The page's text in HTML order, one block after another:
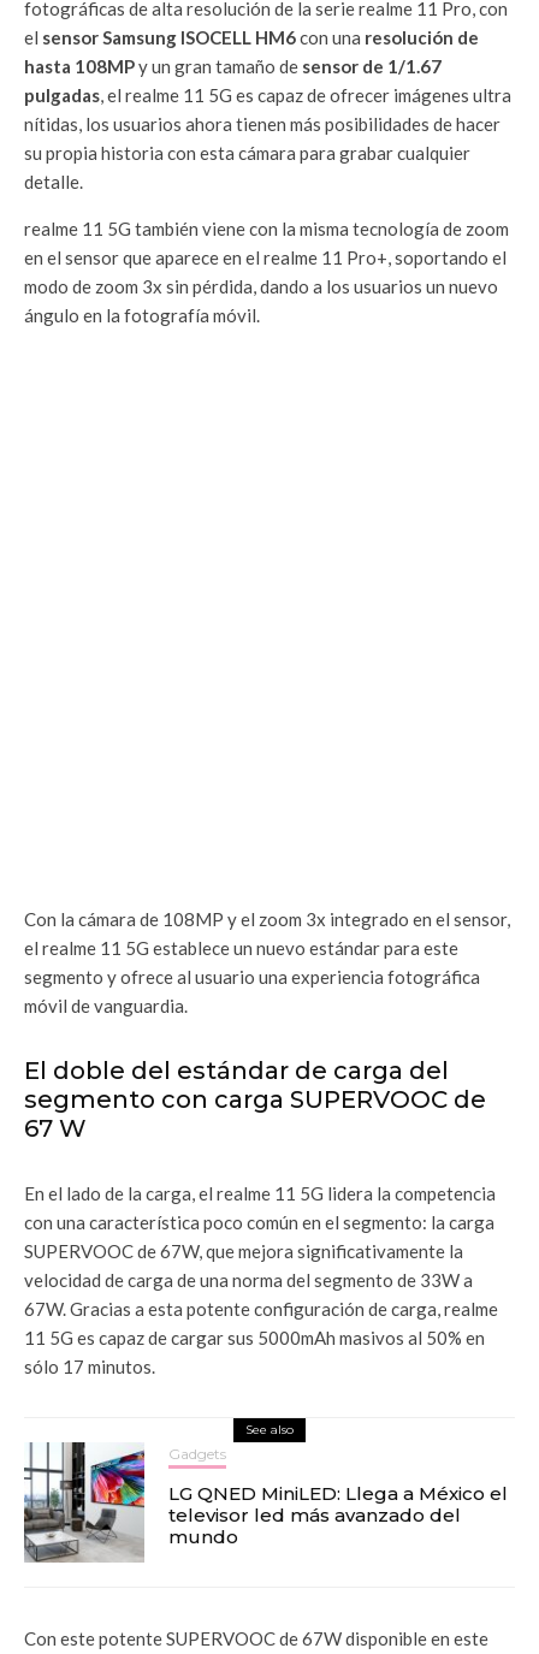
fotográficas de alta resolución de la serie realme 11 Pro, con
el sensor Samsung ISOCELL HM6con una resolución de
hasta 108MPy un gran tamaño de sensor de 1/1.67
pulgadas, el realme 11 5G es capaz de ofrecer imágenes ultra
nítidas, los usuarios ahora tienen más posibilidades de hacer
su propia historia con esta cámara para grabar cualquier
detalle.
realme 11 5G también viene con la misma tecnología de zoom
en el sensor que aparece en el realme 11 Pro+, soportando el
modo de zoom 3x sin pérdida, dando a los usuarios un nuevo
ángulo en la fotografía móvil.
Con la cámara de 108MP y el zoom 3x integrado en el sensor,
el realme 11 5G establece un nuevo estándar para este
segmento y ofrece al usuario una experiencia fotográfica
móvil de vanguardia.
El doble del estándar de carga del
segmento con carga SUPERVOOC de
67 W
En el lado de la carga, el realme 11 5G lidera la competencia
con una característica poco común en el segmento: la carga
SUPERVOOC de 67W, que mejora significativamente la
velocidad de carga de una norma del segmento de 33W a
67W. Gracias a esta potente configuración de carga, realme
11 5G es capaz de cargar sus 5000mAh masivos al 50% en
sólo 17 minutos.
See also
Gadgets
LG QNED MiniLED: Llega a México el
televisor led más avanzado del
mundo
Con este potente SUPERVOOC de 67W disponible en este